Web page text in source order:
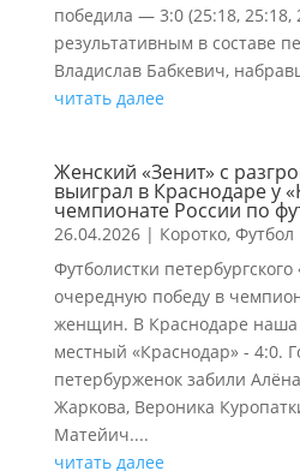
победила — 3:0 (25:18,
результативным в составе
Владислав Бабкевич,
читать далее
Женский «Зенит» с
выиграл в Краснодаре у
чемпионате России по
26.04.2026| Коротко, Футбол
Футболистки
очередную победу в
женщин. В Краснодаре наша
местный «Краснодар» - 4:0.
петербурженок забили
Жаркова, Вероника
Матейич....
читать далее